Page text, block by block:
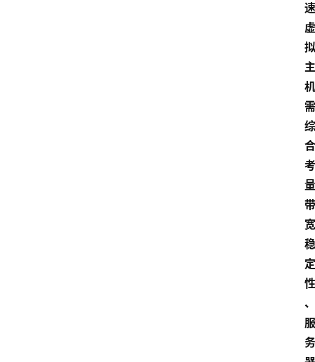
速
虚
拟
主
机
需
综
合
考
量
带
宽
稳
定
性
、
服
务